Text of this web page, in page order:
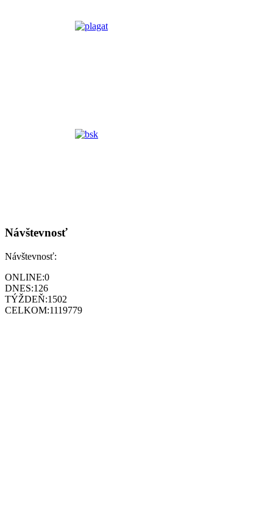
Návštevnosť
Návštevnosť:
ONLINE:0
DNES:126
TÝŽDEŇ:1502
CELKOM:1119779